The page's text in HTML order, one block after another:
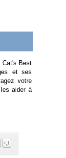
Cat's Best
et ses
votre
aider à